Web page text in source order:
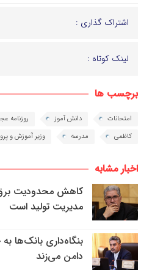
اشتراک گذاری :
لینک کوتاه :
برچسب ها
امتحانات دانش آموز روزنامه
کاظمی
مدرسه وزیر آموزش و
اخبار مشابه
کاهش محدودیت برق
مدیریت تولید است
بنگاه‌داری بانک‌ها
دامن می‌زند